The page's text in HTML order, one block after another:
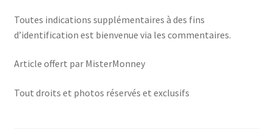
Toutes indications supplémentaires à des fins
d’identification est bienvenue via les commentaires.
Article offert par MisterMonney
Tout droits et photos réservés et exclusifs